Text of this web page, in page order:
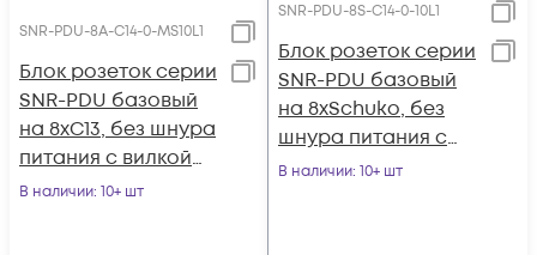
SNR-PDU-8A-C14-0-MS10L1
Блок розеток серии
SNR-PDU базовый
на 8xC13, без шнура
питания с вилкой
C14, 10A
В наличии: 10+ шт
SNR-PDU-8S-C14-0-10L1
Блок розеток серии
SNR-PDU базовый
на 8xSchuko, без
шнура питания с
вилкой C14, 10A
В наличии: 10+ шт